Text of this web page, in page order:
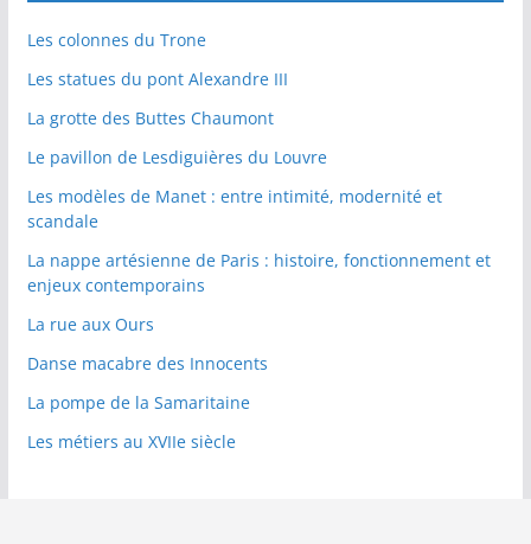
Les colonnes du Trone
Les statues du pont Alexandre III
La grotte des Buttes Chaumont
Le pavillon de Lesdiguières du Louvre
Les modèles de Manet : entre intimité, modernité et
scandale
La nappe artésienne de Paris : histoire, fonctionnement et
enjeux contemporains
La rue aux Ours
Danse macabre des Innocents
La pompe de la Samaritaine
Les métiers au XVIIe siècle